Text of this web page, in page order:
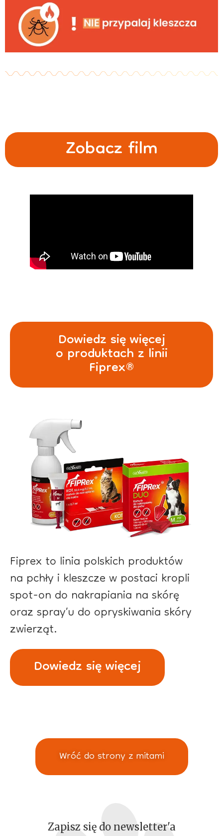
Zobacz film
Dowiedz się więcej
o produktach z linii
Fiprex®
Fiprex to linia polskich produktów
na pchły i kleszcze w postaci kropli
spot-on do nakrapiania na skórę
oraz spray’u do opryskiwania skóry
zwierząt.
Dowiedz się więcej
Wróć do strony z mitami
Zapisz się do newsletter'a